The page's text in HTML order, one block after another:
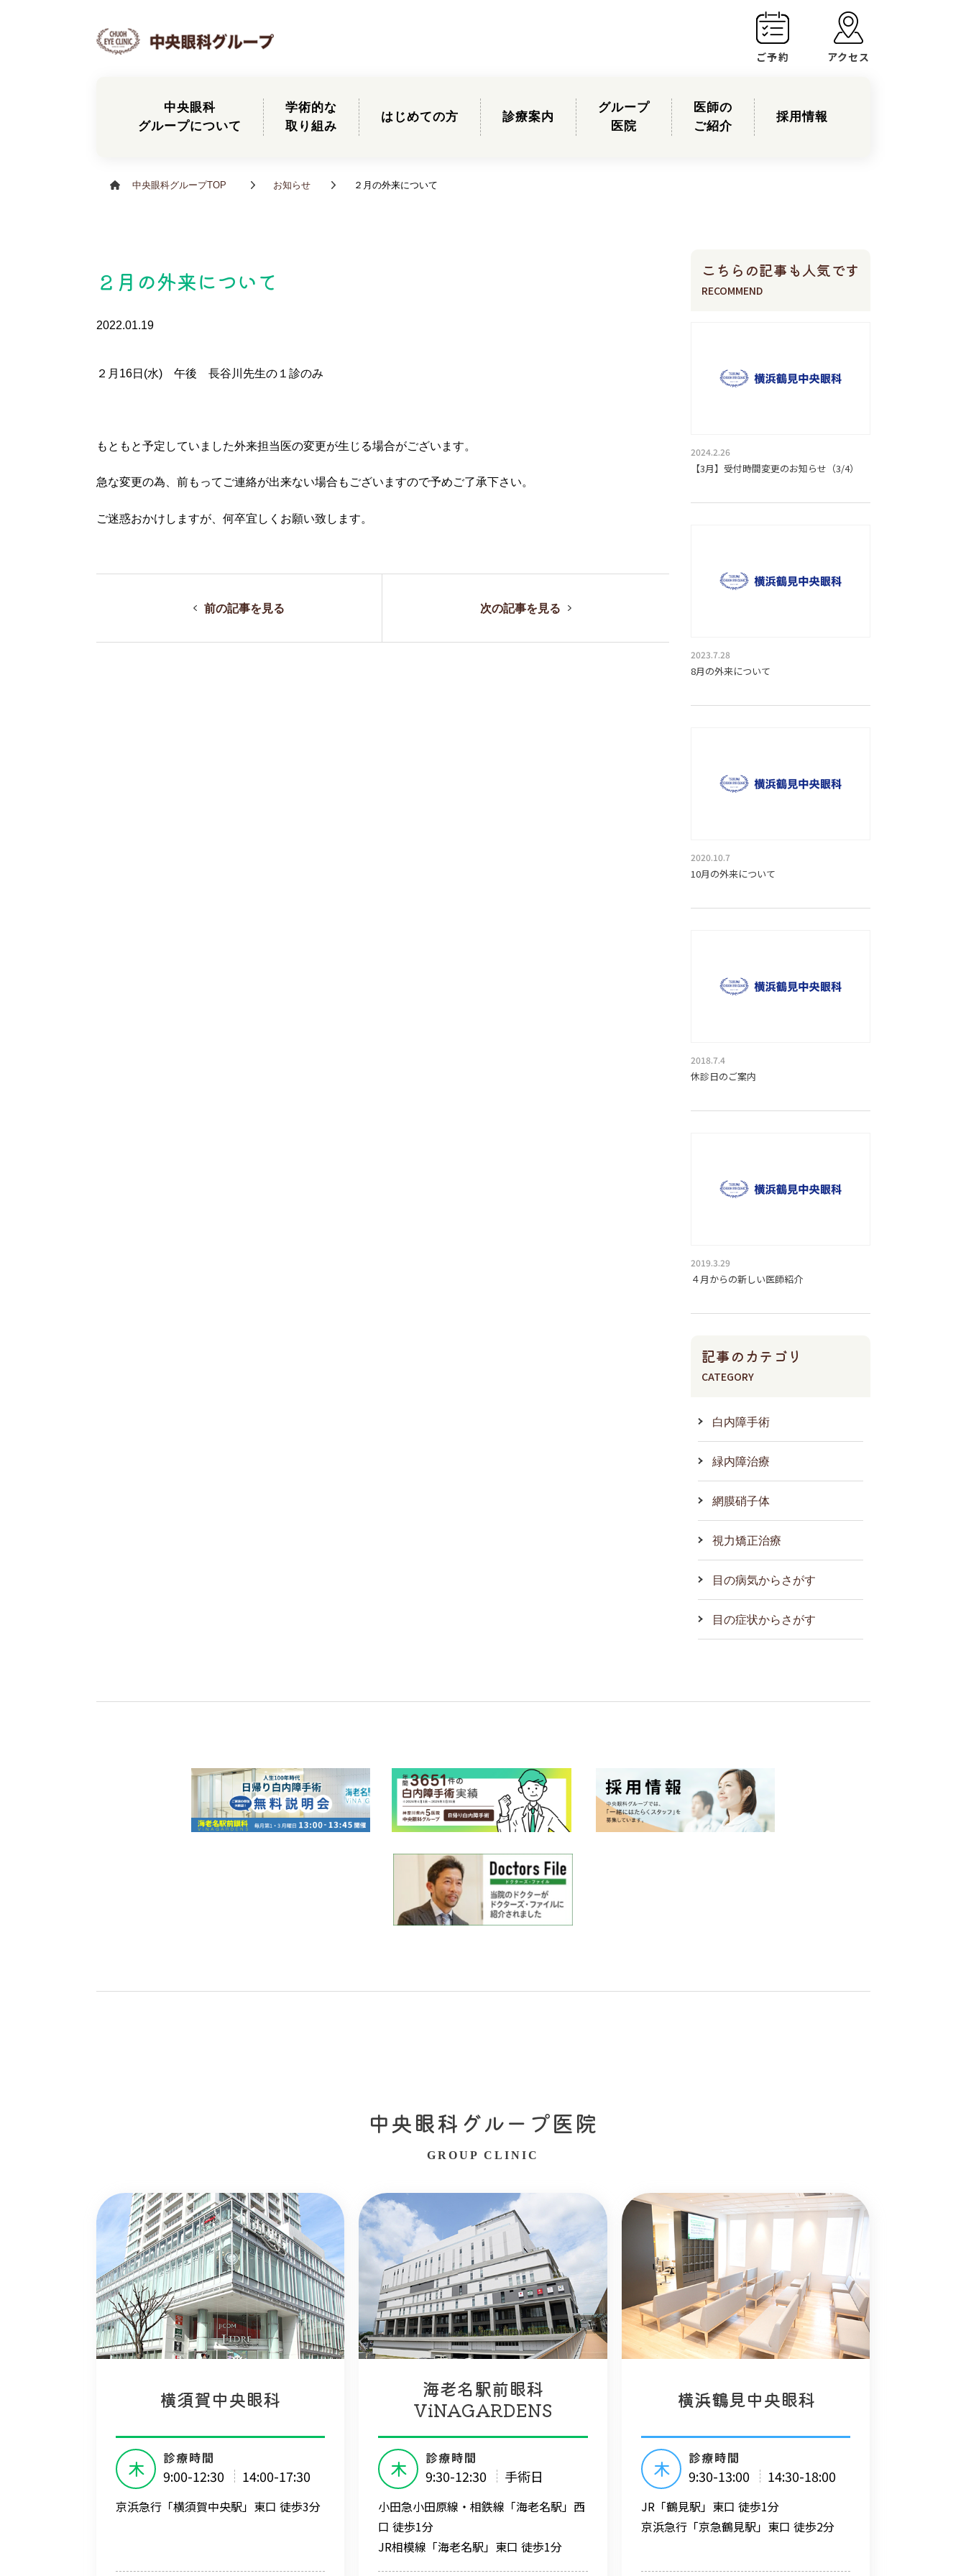
ご予約 アクセス
中央眼科
グループについて
学術的な
取り組み
はじめての方 診療案内
グループ
医院
医師の
ご紹介
採用情報
中央眼科グループTOP お知らせ ２月の外来について
２月の外来について
2022.01.19
２月16日(水) 午後 長谷川先生の１診のみ
もともと予定していました外来担当医の変更が生じる場合がございます。
急な変更の為、前もってご連絡が出来ない場合もございますので予めご了承下さい。
ご迷惑おかけしますが、何卒宜しくお願い致します。
前の記事を見る 次の記事を見る
こちらの記事も人気です
RECOMMEND
2024.2.26
【3月】受付時間変更のお知らせ（3/4）
2023.7.28
8月の外来について
2020.10.7
10月の外来について
2018.7.4
休診日のご案内
2019.3.29
４月からの新しい医師紹介
記事のカテゴリ
CATEGORY
白内障手術
緑内障治療
網膜硝子体
視力矯正治療
目の病気からさがす
目の症状からさがす
中央眼科グループ医院
GROUP CLINIC
横須賀中央眼科
木 診療時間
9:00-12:30 14:00-17:30
京浜急行「横須賀中央駅」東口 徒歩3分
海老名駅前眼科
ViNAGARDENS
木 診療時間
9:30-12:30 手術日
小田急小田原線・相鉄線「海老名駅」西
口 徒歩1分
JR相模線「海老名駅」東口 徒歩1分
横浜鶴見中央眼科
木 診療時間
9:30-13:00 14:30-18:00
JR「鶴見駅」東口 徒歩1分
京浜急行「京急鶴見駅」東口 徒歩2分